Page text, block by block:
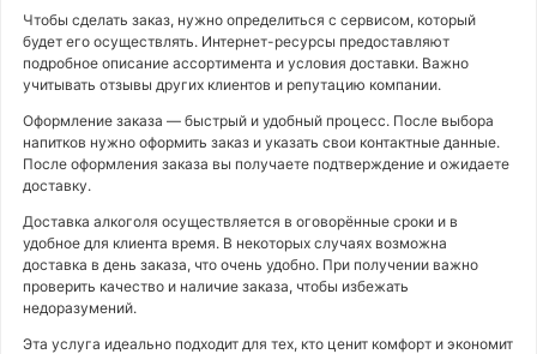
Чтобы сделать заказ, нужно определиться с сервисом, который
будет его осуществлять. Интернет-ресурсы предоставляют
подробное описание ассортимента и условия доставки. Важно
учитывать отзывы других клиентов и репутацию компании.
Оформление заказа — быстрый и удобный процесс. После выбора
напитков нужно оформить заказ и указать свои контактные данные.
После оформления заказа вы получаете подтверждение и ожидаете
доставку.
Доставка алкоголя осуществляется в оговорённые сроки и в
удобное для клиента время. В некоторых случаях возможна
доставка в день заказа, что очень удобно. При получении важно
проверить качество и наличие заказа, чтобы избежать
недоразумений.
Эта услуга идеально подходит для тех, кто ценит комфорт и экономит